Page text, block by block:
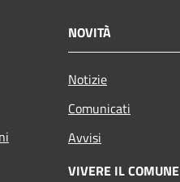
NOVITÀ
Notizie
Comunicati
Avvisi
VIVERE IL COMUNE